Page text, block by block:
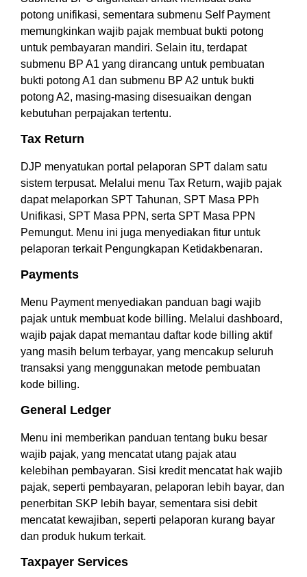
potong unifikasi, sementara submenu Self Payment
memungkinkan wajib pajak membuat bukti potong
untuk pembayaran mandiri. Selain itu, terdapat
submenu BP A1 yang dirancang untuk pembuatan
bukti potong A1 dan submenu BP A2 untuk bukti
potong A2, masing-masing disesuaikan dengan
kebutuhan perpajakan tertentu.
Tax Return
DJP menyatukan portal pelaporan SPT dalam satu
sistem terpusat. Melalui menu Tax Return, wajib pajak
dapat melaporkan SPT Tahunan, SPT Masa PPh
Unifikasi, SPT Masa PPN, serta SPT Masa PPN
Pemungut. Menu ini juga menyediakan fitur untuk
pelaporan terkait Pengungkapan Ketidakbenaran.
Payments
Menu Payment menyediakan panduan bagi wajib
pajak untuk membuat kode billing. Melalui dashboard,
wajib pajak dapat memantau daftar kode billing aktif
yang masih belum terbayar, yang mencakup seluruh
transaksi yang menggunakan metode pembuatan
kode billing.
General Ledger
Menu ini memberikan panduan tentang buku besar
wajib pajak, yang mencatat utang pajak atau
kelebihan pembayaran. Sisi kredit mencatat hak wajib
pajak, seperti pembayaran, pelaporan lebih bayar, dan
penerbitan SKP lebih bayar, sementara sisi debit
mencatat kewajiban, seperti pelaporan kurang bayar
dan produk hukum terkait.
Taxpayer Services